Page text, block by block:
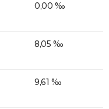
0,00 ‰
8,05 ‰
9,61 ‰